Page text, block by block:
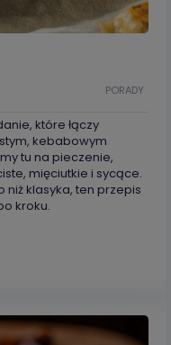
PORADY
które łączy
kebabowym
tu na pieczenie,
mięciutkie i sycące.
niż klasyka, ten przepis
kroku.